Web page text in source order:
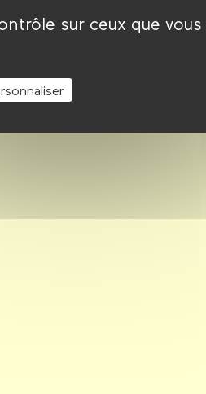
sur ceux que vous